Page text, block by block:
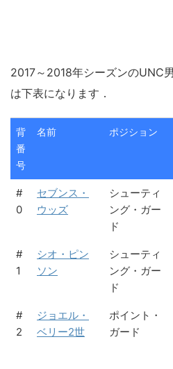
2017～2018年シーズンのUNC
は下表になります．
背
番
号
名前 ポジション
#
0
セブンス・
ウッズ
シューティ
ング・ガー
ド
#
1
シオ・ピン
ソン
シューティ
ング・ガー
ド
#
2
ジョエル・
ベリー2世
ポイント・
ガード